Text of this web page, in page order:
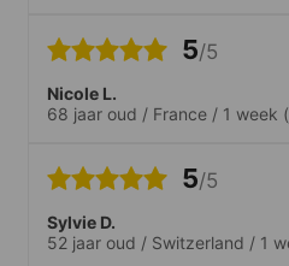
5/5
Nicole L.
68 jaar oud / France / 1 week
5/5
Sylvie D.
52 jaar oud / Switzerland / 1